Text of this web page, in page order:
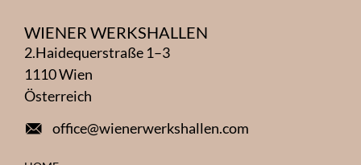
WIENER WERKSHALLEN
2.Haidequerstraße 1–3
1110 Wien
Österreich
office@wienerwerkshallen.com